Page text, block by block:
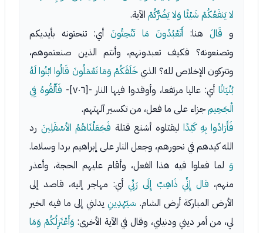
لا يَنفَعُكُمْ شَيْئًا وَلا يَضُرُّكُمْ الآية.
و قَالَ هنا:أَتَعْبُدُونَ مَا تَنْحِتُونَأي: تنحتونه بأيديكم
وتصنعونه؟ فكيف تعبدونهم، وأنتم الذين صنعتموهم،
وتتركون الإخلاص لله؟ الذيخَلَقَكُمْ وَمَا تَعْمَلُونَ قَالُوا ابْنُوا لَهُ
بُنْيَانًاأي: عاليا مرتفعا، وأوقدوا فيها النار -[٧٠٦]-
فَأَلْقُوهُ فِي
الْجَحِيمِجزاء على ما فعل، من تكسير آلهتهم.
فَأَرَادُوا بِهِ كَيْدًا ليقتلوه أشنع قتلة فَجَعَلْنَاهُمُ الأسْفَلِينَ رد
الله كيدهم في نحورهم، وجعل النار على إبراهيم بردا وسلاما.
وَ لما فعلوا فيه هذا الفعل، وأقام عليهم الحجة، وأعذر
منهم، قال إِنِّي ذَاهِبٌ إِلَى رَبِّي أي: مهاجر إليه، قاصد إلى
الأرض المباركة أرض الشام. سَيَهْدِينِ يدلني إلى ما فيه الخير
لي، من أمر ديني ودنياي، وقال في الآية الأخرى: وَأَعْتَزِلُكُمْ وَمَا